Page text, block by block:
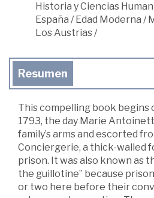
Historia y Ciencias
España / Edad Moderna /
Los Austrias/
Resumen
This compelling book begins
1793, the day Marie
family’s arms and escorted
Conciergerie, a thick-walled
prison. It was also known as
the guillotine” because
or two here before their